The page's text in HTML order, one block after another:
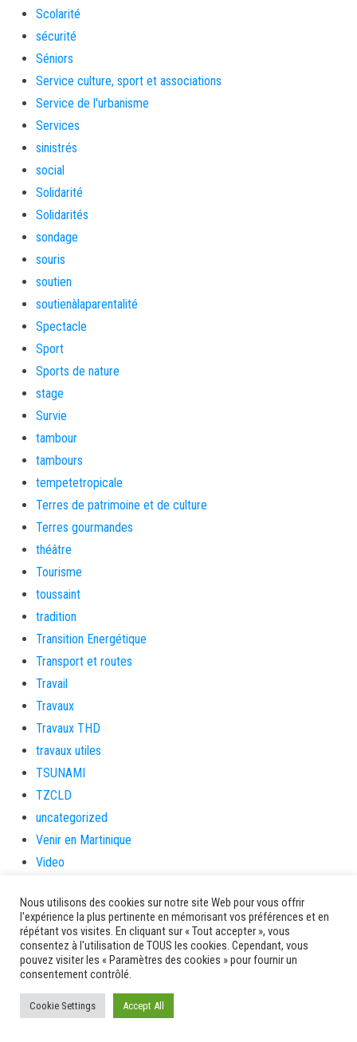
Scolarité
sécurité
Séniors
Service culture, sport et associations
Service de l'urbanisme
Services
sinistrés
social
Solidarité
Solidarités
sondage
souris
soutien
soutienàlaparentalité
Spectacle
Sport
Sports de nature
stage
Survie
tambour
tambours
tempetetropicale
Terres de patrimoine et de culture
Terres gourmandes
théâtre
Tourisme
toussaint
tradition
Transition Energétique
Transport et routes
Travail
Travaux
Travaux THD
travaux utiles
TSUNAMI
TZCLD
uncategorized
Venir en Martinique
Video
Vie Municipale
Viechere
vigilanceROUGE
Village artisanal
Village artisanal et commercial
ville de la trinité
Nous utilisons des cookies sur notre site Web pour vous offrir
l'expérience la plus pertinente en mémorisant vos préférences et en
répétant vos visites. En cliquant sur « Tout accepter », vous
consentez à l'utilisation de TOUS les cookies. Cependant, vous
pouvez visiter les « Paramètres des cookies » pour fournir un
consentement contrôlé.
Cookie Settings Accept All